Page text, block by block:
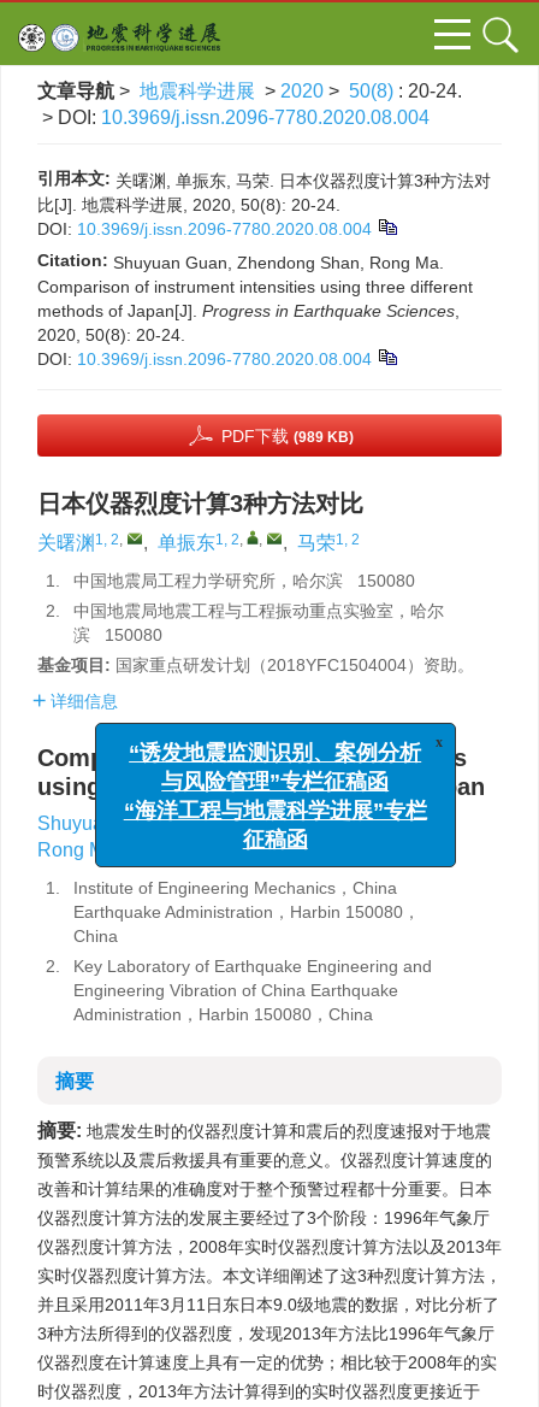
文章导航 > 地震科学进展 > 2020 > 50(8) : 20-24.
> DOI: 10.3969/j.issn.2096-7780.2020.08.004
引用本文: 关曙渊, 单振东, 马荣. 日本仪器烈度计算3种方法对
比[J]. 地震科学进展, 2020, 50(8): 20-24.
DOI: 10.3969/j.issn.2096-7780.2020.08.004
Citation: Shuyuan Guan, Zhendong Shan, Rong Ma.
Comparison of instrument intensities using three different
methods of Japan[J]. Progress in Earthquake Sciences
2020, 50(8): 20-24.
DOI: 10.3969/j.issn.2096-7780.2020.08.004
PDF下载 (989 KB)
日本仪器烈度计算3种方法对比
关曙渊 1, 2, , 单振东1, 2, , , 马荣1, 2
1.
中国地震局工程力学研究所，哈尔滨 150080
2.
中国地震局地震工程与工程振动重点实验室，哈尔
滨 150080
基金项目: 国家重点研发计划（2018YFC1504004）资助。
详细信息
Comparison of instrument intensities
using three different methods of Japan
Shuyuan Guan1, 2, , Zhendong Shan1, 2, ,
Rong Ma
1.
Institute of Engineering Mechanics，China
Earthquake Administration，Harbin 150080，
China
2.
Key Laboratory of Earthquake Engineering and
Engineering Vibration of China Earthquake
Administration，Harbin 150080，China
摘要
摘要: 地震发生时的仪器烈度计算和震后的烈度速报对于地震
预警系统以及震后救援具有重要的意义。仪器烈度计算速度的
改善和计算结果的准确度对于整个预警过程都十分重要。日本
仪器烈度计算方法的发展主要经过了3个阶段：1996年气象厅
仪器烈度计算方法，2008年实时仪器烈度计算方法以及2013年
实时仪器烈度计算方法。本文详细阐述了这3种烈度计算方法，
并且采用2011年3月11日东日本9.0级地震的数据，对比分析了
3种方法所得到的仪器烈度，发现2013年方法比1996年气象厅
仪器烈度在计算速度上具有一定的优势；相比较于2008年的实
时仪器烈度，2013年方法计算得到的实时仪器烈度更接近于
“诱发地震监测识别、案例分析
与风险管理”专栏征稿函
“海洋工程与地震科学进展”专栏
征稿函